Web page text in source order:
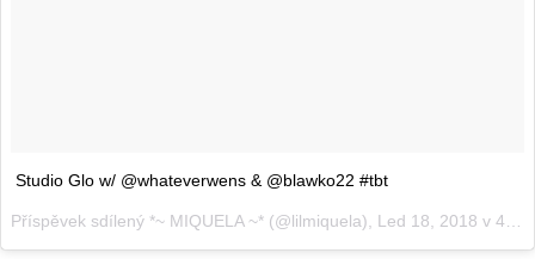
Studio Glo w/ @whateverwens & @blawko22 #tbt
Příspěvek sdílený *~ MIQUELA ~* (@lilmiquela), Led 18, 2018 v 4:39 PST